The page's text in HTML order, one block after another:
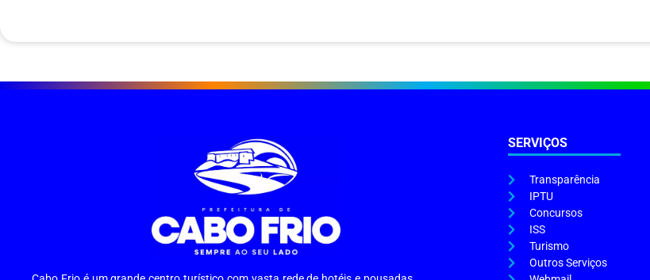
SERVIÇOS
Transparência
IPTU
Concursos
ISS
Turismo
Outros Serviços